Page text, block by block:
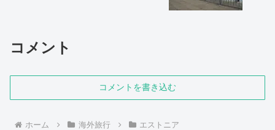
コメント
コメントを書き込む
ホーム 海外旅行 エストニア